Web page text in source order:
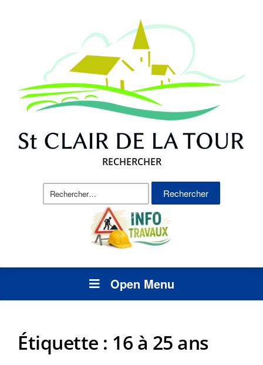
RECHERCHER
Rechercher :
Open Menu
Étiquette : 16 à 25 ans